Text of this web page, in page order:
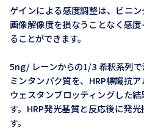
ゲインによる感度調整は、ビニン
画像解像度を損なうことなく感
ることができます。
5ng/ レーンからの1/3 希釈系列
ミンタンパク質を、HRP標識抗
ウェスタンブロッティングした
す。HRP発光基質と反応後に発
す。